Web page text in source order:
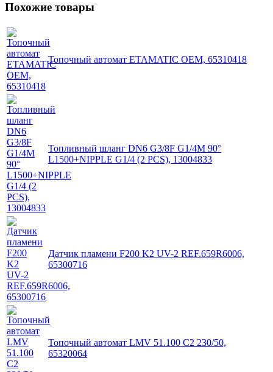
Похожие товары
Топочный автомат ETAMATIC OEM, 65310418
Топливный шланг DN6 G3/8F G1/4M 90°
L1500+NIPPLE G1/4 (2 PCS), 13004833
Датчик пламени F200 K2 UV-2 REF.659R6006,
65300716
Топочный автомат LMV 51.100 C2 230/50,
65320064